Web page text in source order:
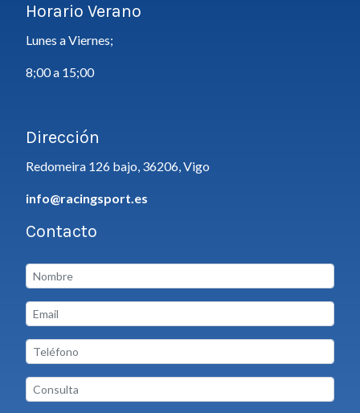
Horario Verano
Lunes a Viernes;
8;00 a 15;00
Dirección
Redomeira 126 bajo, 36206, Vigo
info@racingsport.es
Contacto